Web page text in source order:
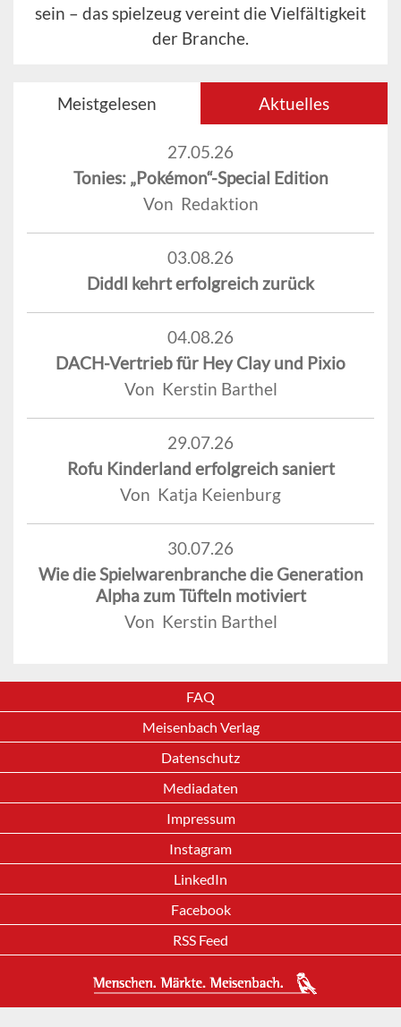
sein – das spielzeug vereint die Vielfältigkeit
der Branche.
Meistgelesen Aktuelles
27.05.26
Tonies: „Pokémon“-Special Edition
Von Redaktion
03.08.26
Diddl kehrt erfolgreich zurück
04.08.26
DACH-Vertrieb für Hey Clay und Pixio
Von Kerstin Barthel
29.07.26
Rofu Kinderland erfolgreich saniert
Von Katja Keienburg
30.07.26
Wie die Spielwarenbranche die Generation
Alpha zum Tüfteln motiviert
Von Kerstin Barthel
FAQ
Meisenbach Verlag
Datenschutz
Mediadaten
Impressum
Instagram
LinkedIn
Facebook
RSS Feed